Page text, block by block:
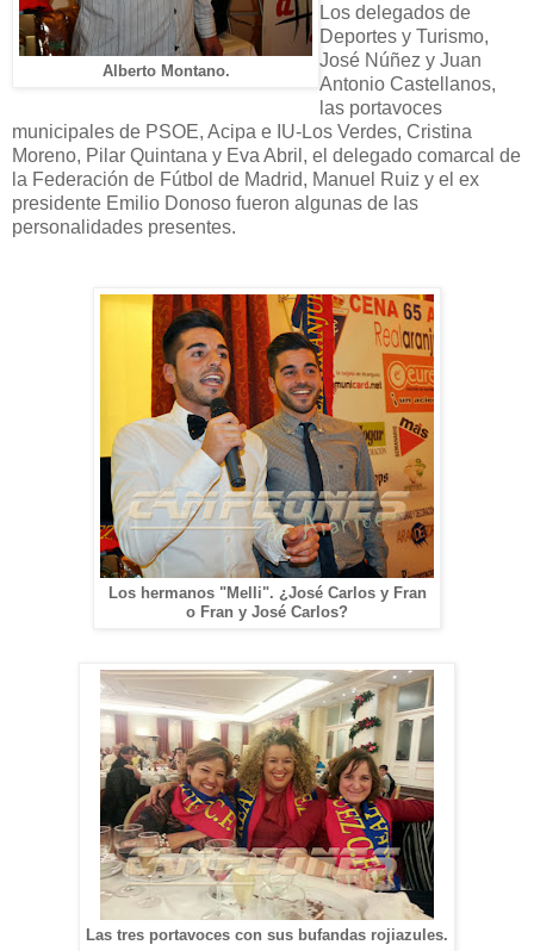
Alberto Montano.
Los delegados de
Deportes y Turismo,
José Núñez y Juan
Antonio Castellanos,
las portavoces
municipales de PSOE, Acipa e IU-Los Verdes, Cristina
Moreno, Pilar Quintana y Eva Abril, el delegado comarcal de
la Federación de Fútbol de Madrid, Manuel Ruiz y el ex
presidente Emilio Donoso fueron algunas de las
personalidades presentes.
Los hermanos "Melli". ¿José Carlos y Fran
o Fran y José Carlos?
Las tres portavoces con sus bufandas rojiazules.